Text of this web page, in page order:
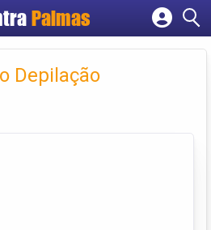
Palmas
Cadastrar empresa
Criar conta
Depilação